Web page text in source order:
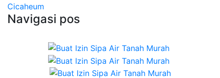
Cicaheum
Navigasi pos